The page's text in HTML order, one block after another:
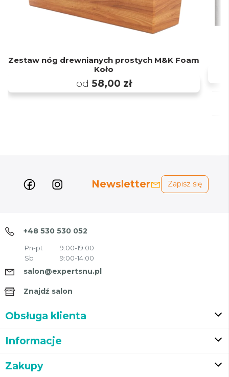
Zestaw nóg drewnianych prostych M&K Foam
Koło
od 58,00 zł
Newsletter Zapisz się
+48 530 530 052
Pn-pt
9:00-19:00
Sb
9:00-14:00
salon@expertsnu.pl
Znajdź salon
Obsługa klienta
Informacje
Zakupy